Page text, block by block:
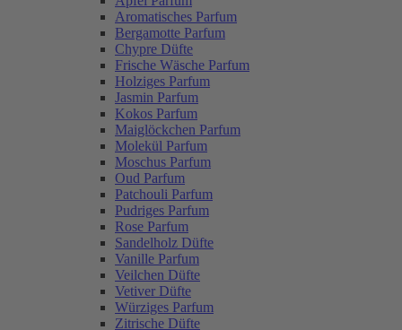
Aromatisches Parfum
Bergamotte Parfum
Chypre Düfte
Frische Wäsche Parfum
Holziges Parfum
Jasmin Parfum
Kokos Parfum
Maiglöckchen Parfum
Molekül Parfum
Moschus Parfum
Oud Parfum
Patchouli Parfum
Pudriges Parfum
Rose Parfum
Sandelholz Düfte
Vanille Parfum
Veilchen Düfte
Vetiver Düfte
Würziges Parfum
Zitrische Düfte